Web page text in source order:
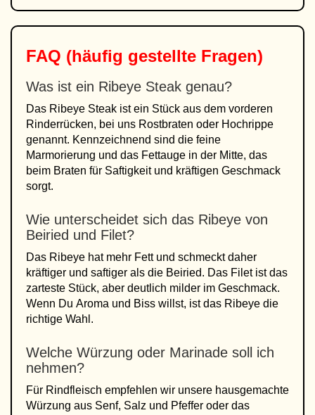
FAQ (häufig gestellte Fragen)
Was ist ein Ribeye Steak genau?
Das Ribeye Steak ist ein Stück aus dem vorderen
Rinderrücken, bei uns Rostbraten oder Hochrippe
genannt. Kennzeichnend sind die feine
Marmorierung und das Fettauge in der Mitte, das
beim Braten für Saftigkeit und kräftigen Geschmack
sorgt.
Wie unterscheidet sich das Ribeye von
Beiried und Filet?
Das Ribeye hat mehr Fett und schmeckt daher
kräftiger und saftiger als die Beiried. Das Filet ist das
zarteste Stück, aber deutlich milder im Geschmack.
Wenn Du Aroma und Biss willst, ist das Ribeye die
richtige Wahl.
Welche Würzung oder Marinade soll ich
nehmen?
Für Rindfleisch empfehlen wir unsere hausgemachte
Würzung aus Senf, Salz und Pfeffer oder das